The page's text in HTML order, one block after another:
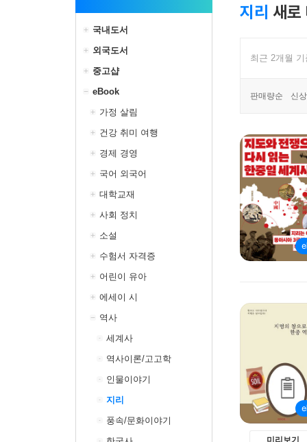
국내도서
외국도서
중고샵
eBook
가정 살림
건강 취미 여행
경제 경영
국어 외국어
대학교재
사회 정치
소설
수험서 자격증
어린이 유아
에세이 시
역사
세계사
역사이론/고고학
인물이야기
지리
풍속/문화이야기
지리 새로
최근 2개월
판매량순 신